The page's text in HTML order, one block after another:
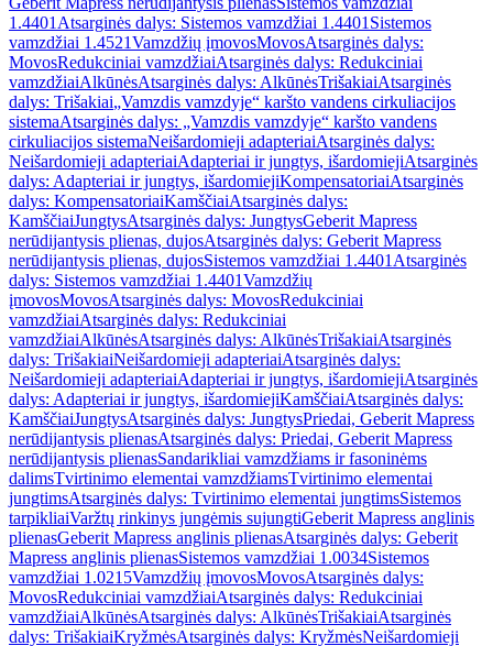
1.4401 Atsarginės dalys: Sistemos vamzdžiai 1.4401 Sistemos
vamzdžiai 1.4521Vamzdžių įmovosMovosAtsarginės dalys:
MovosRedukciniai vamzdžiaiAtsarginės dalys: Redukciniai
vamzdžiaiAlkūnėsAtsarginės dalys: AlkūnėsTrišakiaiAtsarginės
dalys: Trišakiai„Vamzdis vamzdyje“ karšto vandens cirkuliacijos
sistemaAtsarginės dalys: „Vamzdis vamzdyje“ karšto vandens
cirkuliacijos sistemaNeišardomieji adapteriaiAtsarginės dalys:
Neišardomieji adapteriaiAdapteriai ir jungtys, išardomiejiAtsarginės
dalys: Adapteriai ir jungtys, išardomiejiKompensatoriaiAtsarginės
dalys: KompensatoriaiKamščiaiAtsarginės dalys:
KamščiaiJungtysAtsarginės dalys: JungtysGeberit Mapress
nerūdijantysis plienas, dujosAtsarginės dalys: Geberit Mapress
nerūdijantysis plienas, dujosSistemos vamzdžiai 1.4401 Atsarginės
dalys: Sistemos vamzdžiai 1.4401Vamzdžių
įmovosMovosAtsarginės dalys: MovosRedukciniai
vamzdžiaiAtsarginės dalys: Redukciniai
vamzdžiaiAlkūnėsAtsarginės dalys: AlkūnėsTrišakiaiAtsarginės
dalys: TrišakiaiNeišardomieji adapteriaiAtsarginės dalys:
Neišardomieji adapteriaiAdapteriai ir jungtys, išardomiejiAtsarginės
dalys: Adapteriai ir jungtys, išardomiejiKamščiaiAtsarginės dalys:
KamščiaiJungtysAtsarginės dalys: JungtysPriedai, Geberit Mapress
nerūdijantysis plienasAtsarginės dalys: Priedai, Geberit Mapress
nerūdijantysis plienasSandarikliai vamzdžiams ir fasoninėms
dalimsTvirtinimo elementai vamzdžiamsTvirtinimo elementai
jungtimsAtsarginės dalys: Tvirtinimo elementai jungtimsSistemos
tarpikliaiVaržtų rinkinys jungėmis sujungtiGeberit Mapress anglinis
plienasGeberit Mapress anglinis plienasAtsarginės dalys: Geberit
Mapress anglinis plienasSistemos vamzdžiai 1.0034Sistemos
vamzdžiai 1.0215Vamzdžių įmovosMovosAtsarginės dalys:
MovosRedukciniai vamzdžiaiAtsarginės dalys: Redukciniai
vamzdžiaiAlkūnėsAtsarginės dalys: AlkūnėsTrišakiaiAtsarginės
dalys: TrišakiaiKryžmėsAtsarginės dalys: KryžmėsNeišardomieji